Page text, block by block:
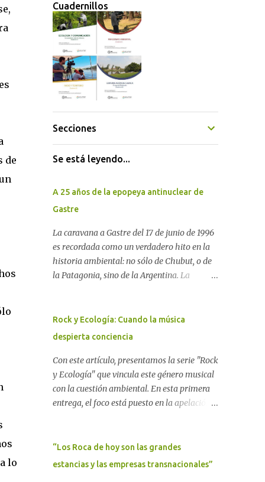
de
lo
Cuadernillos
Secciones
Se está leyendo...
A 25 años de la epopeya antinuclear de
Gastre
La caravana a Gastre del 17 de junio de 1996
es recordada como un verdadero hito en la
historia ambiental: no sólo de Chubut, o de
la Patagonia, sino de la Argentina. La
para construir un basurero de residuos
nucleares en Gastre (centro-norte de
avanzó un proyecto legislativo nacional al
respecto. En este artículo, la investigadora
Ayelen Dichdji reconstruye la historia del
Movimiento Antinuclear de Chubut (MACH)
territorial frente a las imposiciones de la
tecnocracia nuclear globalizada. Dossier N°
Rock y Ecología: Cuando la música
despierta conciencia
Con este artículo, presentamos la serie "Rock
y Ecología" que vincula este género musical
con la cuestión ambiental. En esta primera
entrega, el foco está puesto en la apelación
Desde el legendario El Oso hasta las
recientes apariciones de la Pachama Mama
“Los Roca de hoy son las grandes
estancias y las empresas transnacionales”